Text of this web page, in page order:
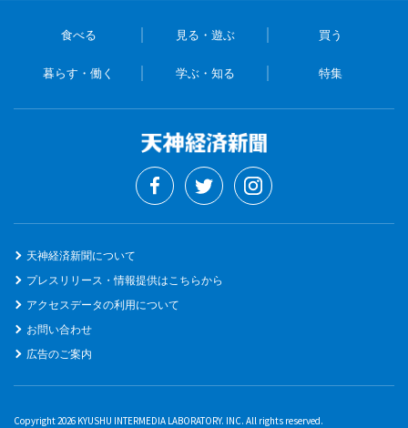
食べる 見る・遊ぶ 買う
暮らす・働く 学ぶ・知る 特集
天神経済新聞について
プレスリリース・情報提供はこちらから
アクセスデータの利用について
お問い合わせ
広告のご案内
Copyright 2026 KYUSHU INTERMEDIA LABORATORY. INC. All rights reserved.